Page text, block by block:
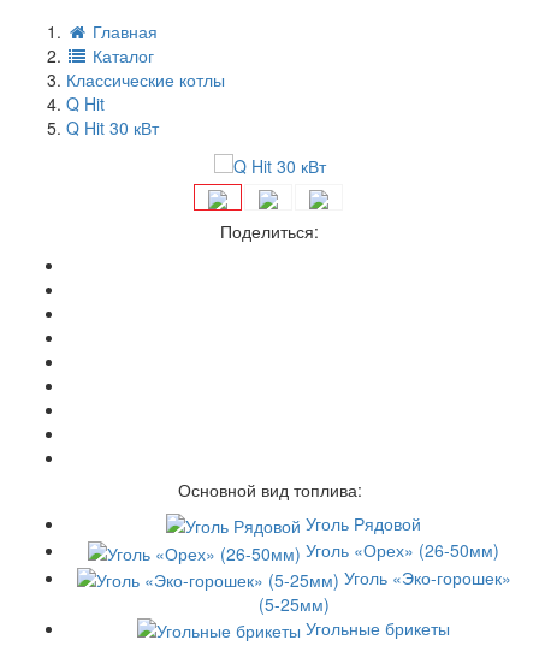
Главная
Каталог
Классические котлы
Q Hit
Q Hit 30 кВт
Поделиться:
Основной вид топлива:
Уголь Рядовой
Уголь «Орех» (26-50мм)
Уголь «Эко-горошек»
(5-25мм)
Угольные брикеты